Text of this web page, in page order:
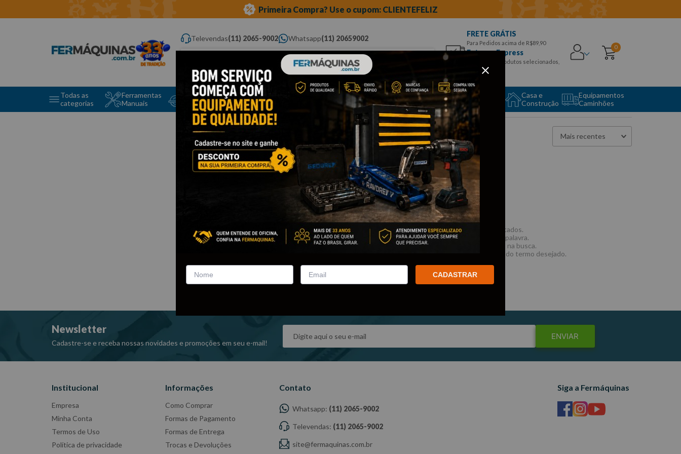
Primeira Compra? Use o cupom: CLIENTEFELIZ
Televendas(11) 2065-9002 Whatsapp(11) 20659002
Digite aqui o que você procura...
FRETE GRÁTIS
Para Pedidos acima de R$89,90
Entrega Express
para CEPS e produtos selecionados,
Aproveite!
0
Todas as
categorias
Ferramentas
Manuais
Ferramentas Elétricas
e Máquinas
Ferramentas
Ferramentas
Automotivas Especiais
Equipamento
Auto Center
Casa e
Construção
Equipamentos
Caminhões
0 Mais recentes
OOPS!
Nenhum produto encontrado
O que eu devo fazer?
Verifique os termos digitados.
Tente utilizar uma única palavra.
Utilize termos genéricos na busca.
Tente utilizar sinônimos do termo desejado.
Newsletter
Cadastre-se e receba nossas novidades e promoções em seu e-mail!
ENVIAR
Institucional
Empresa
Minha Conta
Termos de Uso
Política de privacidade
Informações
Como Comprar
Formas de Pagamento
Formas de Entrega
Trocas e Devoluções
Contato
Whatsapp: (11) 2065-9002
Televendas: (11) 2065-9002
site@fermaquinas.com.br
Siga a Fermáquinas
CADASTRAR